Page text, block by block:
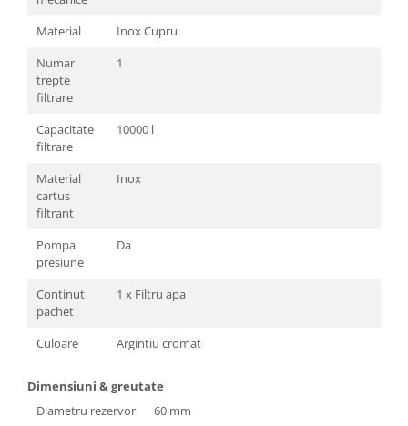
Material
Inox Cupru
Numar
trepte
filtrare
1
Capacitate
filtrare
10000 l
Material
cartus
filtrant
Inox
Pompa
presiune
Da
Continut
pachet
1 x Filtru apa
Culoare Argintiu cromat
Dimensiuni & greutate
Diametru rezervor
60 mm